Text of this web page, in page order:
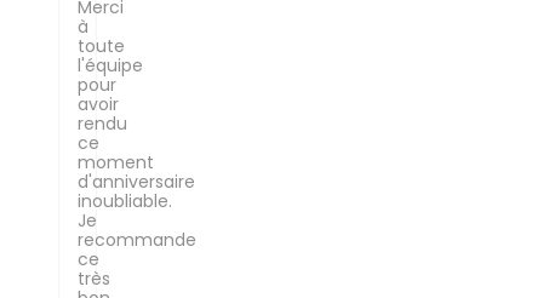
Merci
à
toute
l'équipe
pour
avoir
rendu
ce
moment
d'anniversaire
inoubliable.
Je
recommande
ce
très